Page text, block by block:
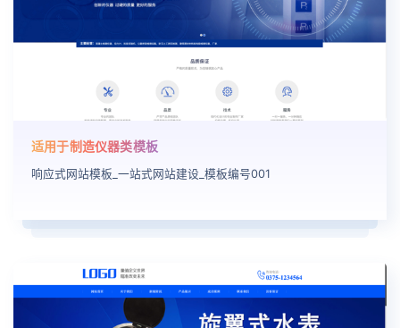
适用于制造仪器类模板
响应式网站模板_一站式网站建设_模板编号001